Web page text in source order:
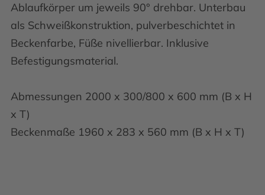
Ablaufkörper um jeweils 90° drehbar. Unterbau
als Schweißkonstruktion, pulverbeschichtet in
Beckenfarbe, Füße nivellierbar. Inklusive
Befestigungsmaterial.
Abmessungen 2000 x 300/800 x 600 mm (B x H
x T)
Beckenmaße 1960 x 283 x 560 mm (B x H x T)